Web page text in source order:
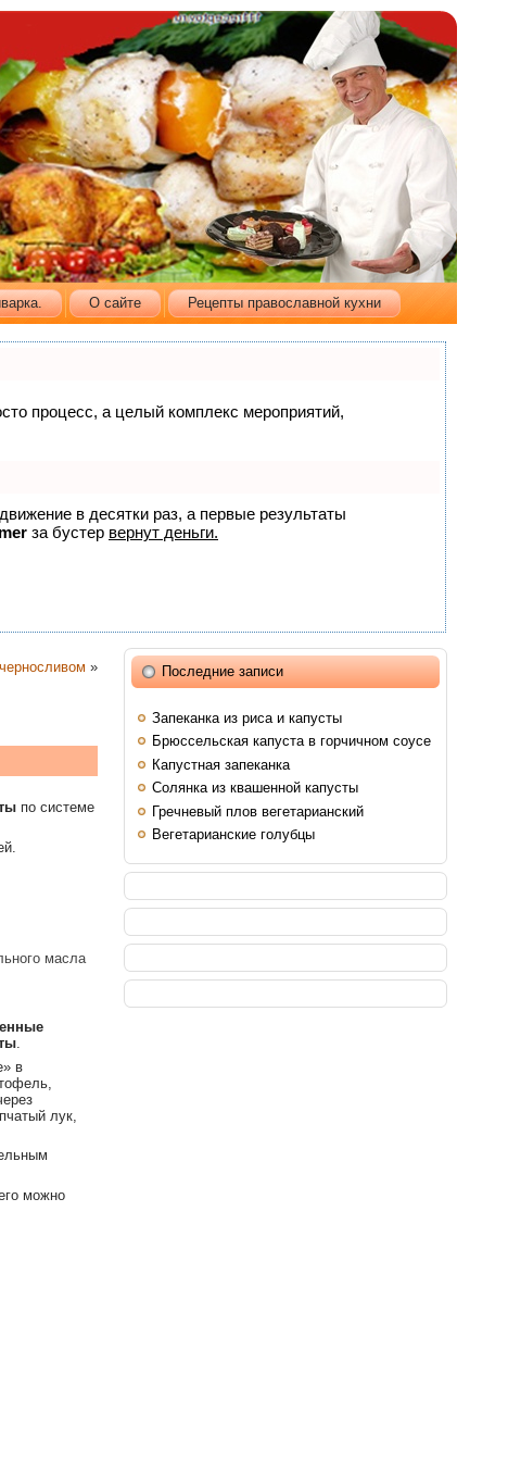
О сайте Рецепты православной кухни
процесс, а целый комплекс мероприятий,
в десятки раз, а первые результаты
за бустер вернут деньги.
»
по системе
масла
.
в
лук,
можно
Последние записи
Запеканка из риса и капусты
Брюссельская капуста в горчичном соусе
Капустная запеканка
Солянка из квашенной капусты
Гречневый плов вегетарианский
Вегетарианские голубцы